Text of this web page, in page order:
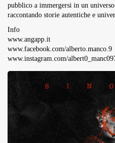
pubblico a immergersi in un
raccontando storie autentiche e
Info
www.angapp.it
www.facebook.com/alberto.manco.9
www.instagram.com/